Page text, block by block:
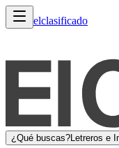
elclasificado
¿Qué buscas?Letreros e